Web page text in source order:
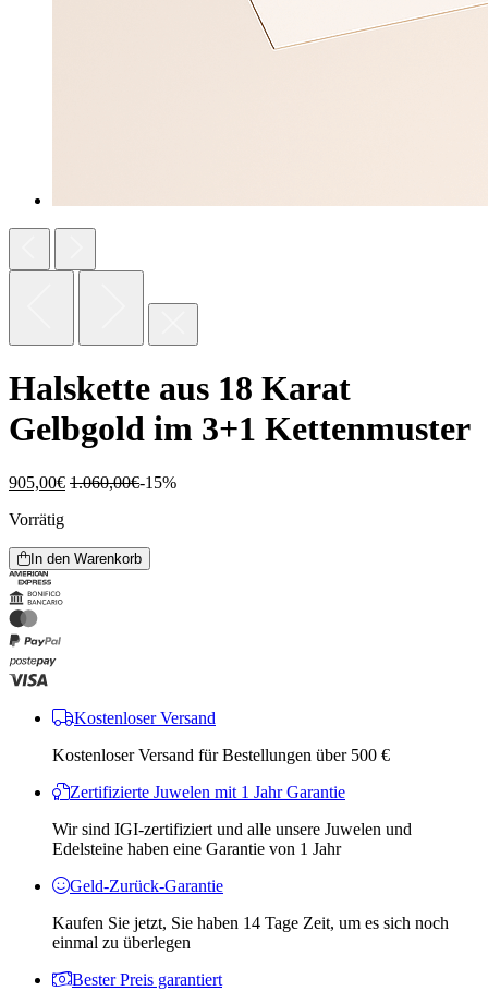
Halskette aus 18 Karat
Gelbgold im 3+1 Kettenmuster
905,00€ 1.060,00€-15%
Vorrätig
In den Warenkorb
Kostenloser Versand
Kostenloser Versand für Bestellungen über 500 €
Zertifizierte Juwelen mit 1 Jahr Garantie
Wir sind IGI-zertifiziert und alle unsere Juwelen und
Edelsteine ​​haben eine Garantie von 1 Jahr
Geld-Zurück-Garantie
Kaufen Sie jetzt, Sie haben 14 Tage Zeit, um es sich noch
einmal zu überlegen
Bester Preis garantiert